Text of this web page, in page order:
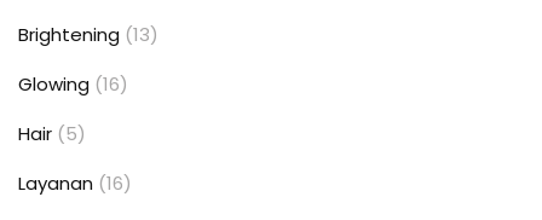
Brightening (13)
Glowing (16)
Hair (5)
Layanan (16)